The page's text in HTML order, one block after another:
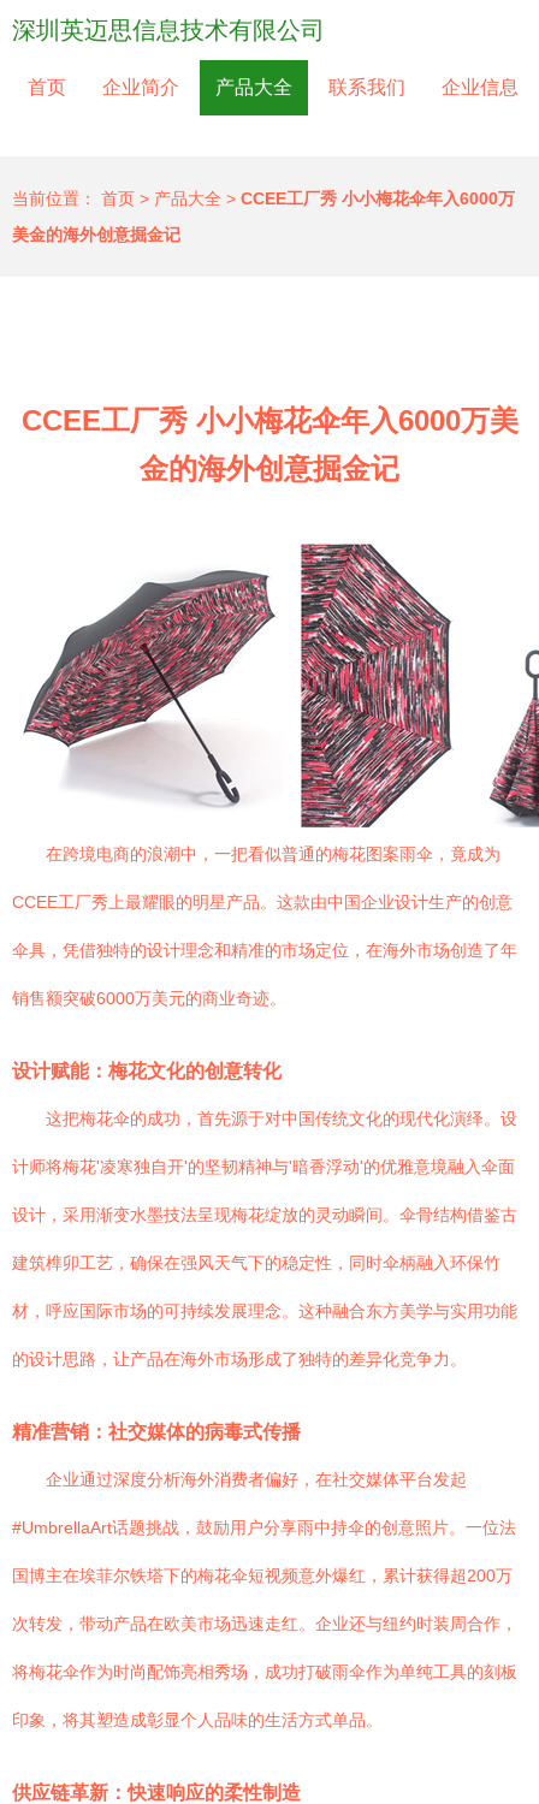
深圳英迈思信息技术有限公司
首页 企业简介 产品大全 联系我们 企业信息
当前位置： 首页 > 产品大全 > CCEE工厂秀 小小梅花伞年入6000万
美金的海外创意掘金记
CCEE工厂秀 小小梅花伞年入6000万美
金的海外创意掘金记
在跨境电商的浪潮中，一把看似普通的梅花图案雨伞，竟成为
CCEE工厂秀上最耀眼的明星产品。这款由中国企业设计生产的创意
伞具，凭借独特的设计理念和精准的市场定位，在海外市场创造了年
销售额突破6000万美元的商业奇迹。
设计赋能：梅花文化的创意转化
这把梅花伞的成功，首先源于对中国传统文化的现代化演绎。设
计师将梅花'凌寒独自开'的坚韧精神与'暗香浮动'的优雅意境融入伞面
设计，采用渐变水墨技法呈现梅花绽放的灵动瞬间。伞骨结构借鉴古
建筑榫卯工艺，确保在强风天气下的稳定性，同时伞柄融入环保竹
材，呼应国际市场的可持续发展理念。这种融合东方美学与实用功能
的设计思路，让产品在海外市场形成了独特的差异化竞争力。
精准营销：社交媒体的病毒式传播
企业通过深度分析海外消费者偏好，在社交媒体平台发起
#UmbrellaArt话题挑战，鼓励用户分享雨中持伞的创意照片。一位法
国博主在埃菲尔铁塔下的梅花伞短视频意外爆红，累计获得超200万
次转发，带动产品在欧美市场迅速走红。企业还与纽约时装周合作，
将梅花伞作为时尚配饰亮相秀场，成功打破雨伞作为单纯工具的刻板
印象，将其塑造成彰显个人品味的生活方式单品。
供应链革新：快速响应的柔性制造